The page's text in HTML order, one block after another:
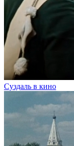
Суздаль в кино